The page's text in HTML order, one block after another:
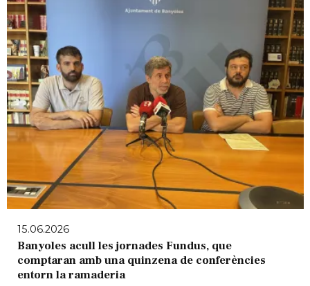
15.06.2026
Banyoles acull les jornades Fundus, que
comptaran amb una quinzena de conferències
entorn la ramaderia